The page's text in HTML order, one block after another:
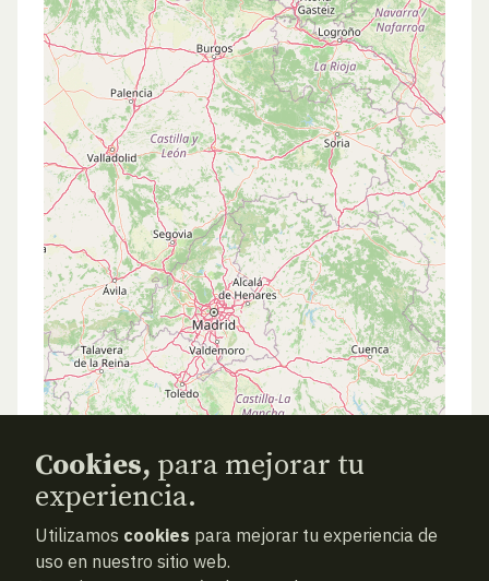
Cookies, para mejorar tu
experiencia.
Utilizamos cookies para mejorar tu experiencia de
uso en nuestro sitio web.